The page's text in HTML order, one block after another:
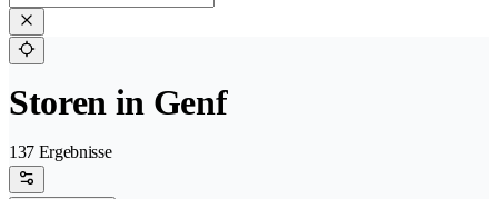
Storen in Genf
137 Ergebnisse